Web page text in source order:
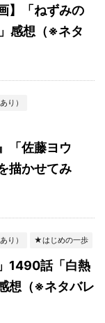
】「ねずみの
感想（※ネタ
り）
「佐藤ヨウ
描かせてみ
り） ★はじめの一歩
1490話「白熱
想（※ネタバレ